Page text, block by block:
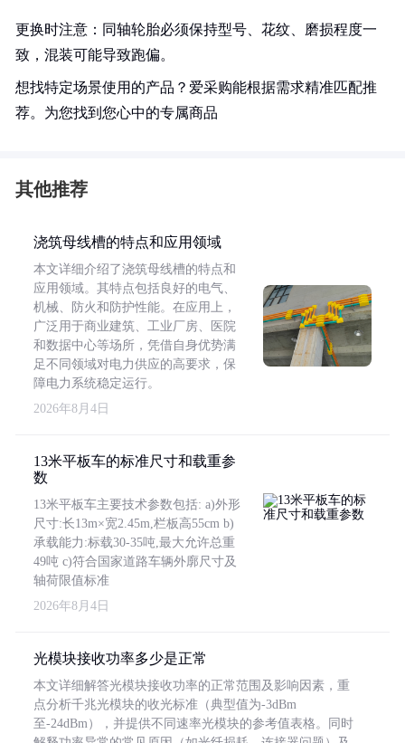
更换时注意：同轴轮胎必须保持型号、花纹、磨损程度一
致，混装可能导致跑偏。
想找特定场景使用的产品？爱采购能根据需求精准匹配推
荐。为您找到您心中的专属商品
其他推荐
浇筑母线槽的特点和应用领域
本文详细介绍了浇筑母线槽的特点和
应用领域。其特点包括良好的电气、
机械、防火和防护性能。在应用上，
广泛用于商业建筑、工业厂房、医院
和数据中心等场所，凭借自身优势满
足不同领域对电力供应的高要求，保
障电力系统稳定运行。
2026年8月4日
13米平板车的标准尺寸和载重参
数
13米平板车主要技术参数包括: a)外形
尺寸:长13m×宽2.45m,栏板高55cm b)
承载能力:标载30-35吨,最大允许总重
49吨 c)符合国家道路车辆外廓尺寸及
轴荷限值标准
2026年8月4日
光模块接收功率多少是正常
本文详细解答光模块接收功率的正常范围及影响因素，重
点分析千兆光模块的收光标准（典型值为-3dBm
至-24dBm），并提供不同速率光模块的参考值表格。同时